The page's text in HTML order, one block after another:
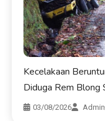
Kecelakaan
Diduga Rem Blong
03/08/2026 Admin